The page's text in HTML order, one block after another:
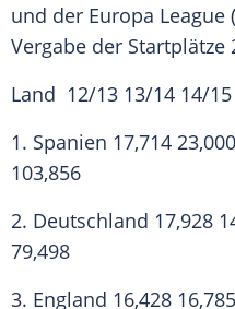
und der Europa League
Vergabe der Startplätze
Land 12/13 13/14 14/
1. Spanien 17,714
103,856
2. Deutschland 17,928
79,498
3. England 16,428